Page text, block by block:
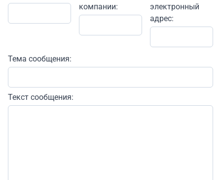
компании:
электронный
адрес:
Тема сообщения:
Текст сообщения: